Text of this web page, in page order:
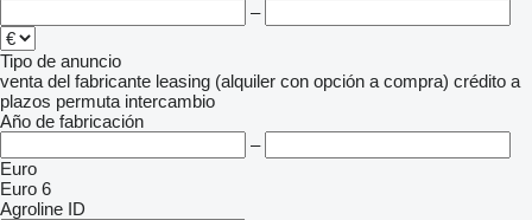
–
Tipo de anuncio
venta del fabricante leasing (alquiler con opción a compra) crédito a
plazos permuta intercambio
Año de fabricación
–
Euro
Euro 6
Agroline ID